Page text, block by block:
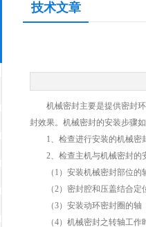
技术文章
机械密封主要是提供密封环
封效果。机械密封的安装步骤
1、检查进行安装的机械密
2、检查主机与机械密封的安
（1）安装机械密封部位的轴
（2）密封腔和压盖结合定
（3）安装动环密封圈的轴
（4）机械密封之转轴工作